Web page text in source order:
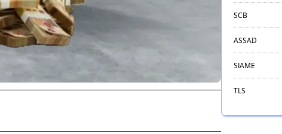
SCB
ASSAD
SIAME
TLS